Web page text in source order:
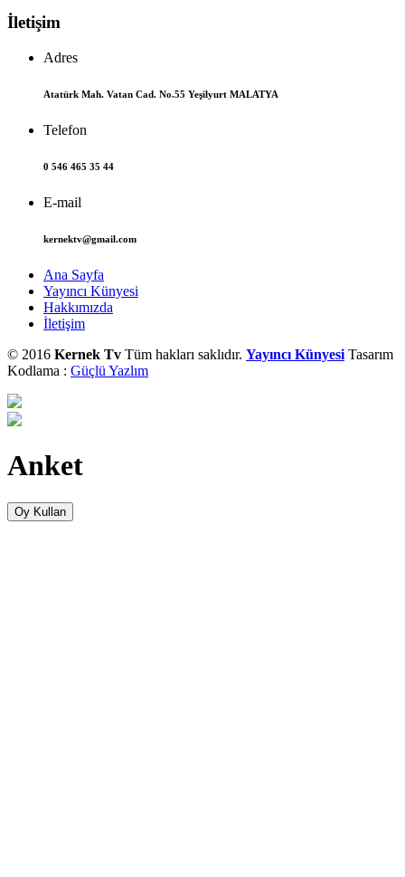
İletişim
Adres
Atatürk Mah. Vatan Cad. No.55 Yeşilyurt MALATYA
Telefon
0 546 465 35 44
E-mail
kernektv@gmail.com
Ana Sayfa
Yayıncı Künyesi
Hakkımızda
İletişim
© 2016 Kernek Tv Tüm hakları saklıdır. Yayıncı Künyesi Tasarım
Kodlama : Güçlü Yazlım
Anket